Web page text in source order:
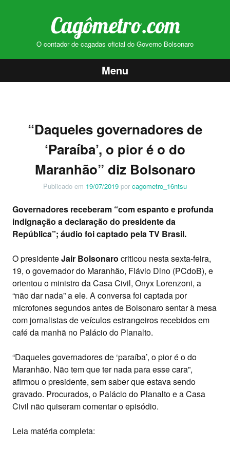
Cagômetro.com
O contador de cagadas oficial do Governo Bolsonaro
Menu
conteúdo“Daqueles governadores de
‘Paraíba’, o pior é o do
Maranhão” diz Bolsonaro
Publicado em 19/07/2019 por cagometro_16ntsu
Governadores receberam “com espanto e profunda
indignação a declaração do presidente da
República”; áudio foi captado pela TV Brasil.
O presidenteJair Bolsonaro criticou nesta sexta-feira,
19, o governador do Maranhão, Flávio Dino (PCdoB), e
orientou o ministro da Casa Civil, Onyx Lorenzoni, a
“não dar nada” a ele. A conversa foi captada por
microfones segundos antes de Bolsonaro sentar à mesa
com jornalistas de veículos estrangeiros recebidos em
café da manhã no Palácio do Planalto.
“Daqueles governadores de ‘paraíba’, o pior é o do
Maranhão. Não tem que ter nada para esse cara”,
afirmou o presidente, sem saber que estava sendo
gravado. Procurados, o Palácio do Planalto e a Casa
Civil não quiseram comentar o episódio.
Leia matéria completa: